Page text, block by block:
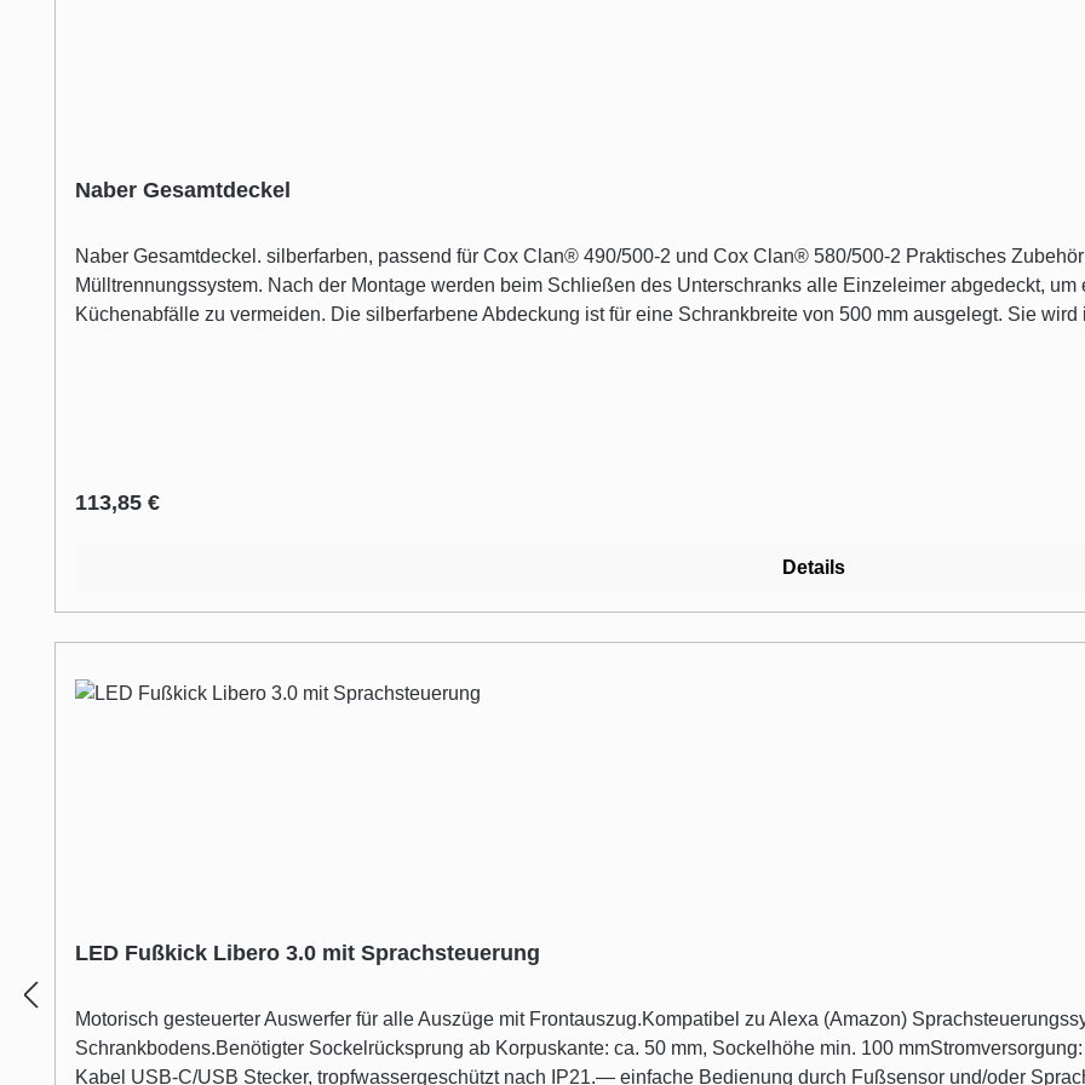
Naber Gesamtdeckel
Naber Gesamtdeckel. silberfarben, passend für Cox Clan® 490/500-2 und Cox Clan® 580/500-2 Praktisches Zubehör: der SELECTAkit® Gesamtdeckel für das Cox Clan
Mülltrennungssystem. Nach der Montage werden beim Schließen des Unterschranks alle Einzeleimer abgedeckt,
Küchenabfälle zu vermeiden. Die silberfarbene Abdeckung ist für eine Schrankbreite von 500 mm ausgelegt. Sie
Regulärer Preis:
113,85 €
Details
LED Fußkick Libero 3.0 mit Sprachsteuerung
Motorisch gesteuerter Auswerfer für alle Auszüge mit Frontauszug.Kompatibel zu Alexa (Amazon)
Schrankbodens.Benötigter Sockelrücksprung ab Korpuskante: ca. 50 mm, Sockelhöhe min. 100
Kabel USB-C/USB Stecker, tropfwassergeschützt nach IP21.— einfache Bedienung durch Fußsensor und/oder